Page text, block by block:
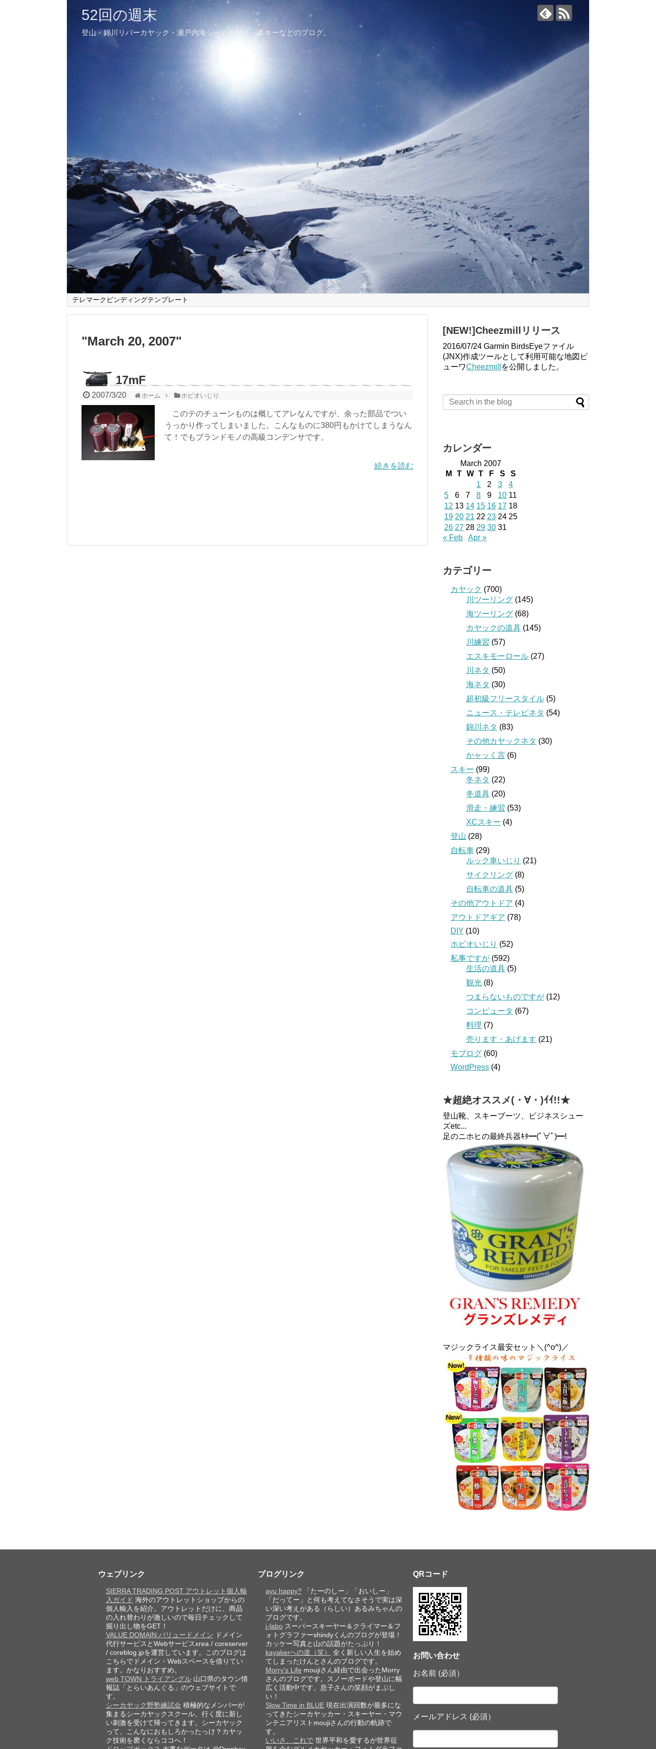
52回の週末
登山・錦川リバーカヤック・瀬戸内海シーカヤック・スキーなどのブログ。
テレマークビンディングテンプレート
"March 20, 2007"
17mF
2007/3/20 ホーム ホビオいじり
このテのチューンものは概してアレなんですが、余った部品でつい
うっかり作ってしまいました。こんなものに380円もかけてしまうなん
て！でもブランドモノの高級コンデンサです。
続きを読む
[NEW!]Cheezmillリリース
2016/07/24 Garmin BirdsEyeファイル
(JNX)作成ツールとして利用可能な地図ビ
ューワCheezmill を公開しました。
カレンダー
March 2007
M
T W T F S
S
1
2 3
4
5
6 7 8 9 10 11
12 13 14 15 16 17 18
19 20 21 22 23 24 25
26 27 28 29 30 31
« Feb
Apr »
カテゴリー
カヤック (700)
川ツーリング (145)
海ツーリング (68)
カヤックの道具 (145)
川練習 (57)
エスキモーロール (27)
川ネタ (50)
海ネタ (30)
超初級フリースタイル (5)
ニュース・テレビネタ (54)
錦川ネタ (83)
その他カヤックネタ (30)
かャッく言 (6)
スキー (99)
冬ネタ (22)
冬道具 (20)
滑走・練習 (53)
XCスキー (4)
登山 (28)
自転車 (29)
ルック車いじり (21)
サイクリング (8)
自転車の道具 (5)
その他アウトドア (4)
アウトドアギア (78)
DIY (10)
ホビオいじり (52)
私事ですが (592)
生活の道具 (5)
観光 (8)
つまらないものですが (12)
コンピュータ (67)
料理 (7)
売ります・あげます (21)
モブログ (60)
WordPress (4)
★超絶オススメ(・∀・)ｲｲ!!★
登山靴、スキーブーツ、ビジネスシュー
ズetc...
足のニホヒの最終兵器ｷﾀ━(ﾟ∀ﾟ)━!
マジックライス最安セット＼(^o^)／
ウェブリンク
SIERRA TRADING POST アウトレット個人輸
入ガイド 海外のアウトレットショップからの
個人輸入を紹介。アウトレットだけに、商品
の入れ替わりが激しいので毎日チェックして
掘り出し物をGET！
VALUE DOMAIN:バリュードメイン ドメイン
代行サービスとWebサービスxrea / coreserver
/ coreblog.jpを運営しています。このブログは
こちらでドメイン・Webスペースを借りてい
ます。かなりおすすめ。
web TOWN トライアングル山口県のタウン情
報誌「とらいあんぐる」のウェブサイトで
す。
シーカヤック野塾練試会 積極的なメンバーが
集まるシーカヤックスクール。行く度に新し
い刺激を受けて帰ってきます。シーカヤック
って、こんなにおもしろかったっけ？カヤッ
ク技術を磨くならココへ！
ブログリンク
ayu happy?「たーのしー」「おいしー」
「だってー」と何も考えてなさそうで実は深
い深い考えがある（らしい）あるみちゃんの
ブログです。
j-labo スーパースキーヤー＆クライマー＆フ
ォトグラファーshindyくんのブログが登場！
カッケー写真と山の話題がたっぷり！
kayakerへの道（笑）
全く新しい人生を始め
てしまったけんとさんのブログです。
Morry's Life moujiさん経由で出会ったMorry
さんのブログです。スノーボードや登山に幅
広く活動中です。息子さんの笑顔がまぶし
い！
Slow Time in BLUE現在出演回数が最多にな
ってきたシーカヤッカー・スキーヤー・マウ
ンテニアリストmoujiさんの行動の軌跡で
す。
いいさ、これで世界平和を愛するが世界征
QRコード
お問い合わせ
お名前 (必須）
メールアドレス (必須）